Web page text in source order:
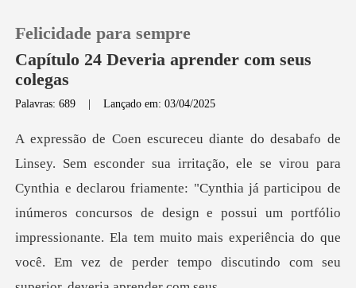
Loja
Histórico
Sair
Felicidade para sempre
Capítulo 24 Deveria aprender com seus
colegas
Palavras: 689 |Lançado em: 03/04/2025
declarou friamente: "Cynthia já participou de
inúmeros concursos de design e possui um portfólio
impressionante. Ela